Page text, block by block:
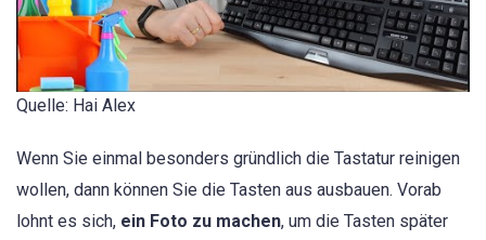
Quelle: Hai Alex
Wenn Sie einmal besonders gründlich die Tastatur reinigen
wollen, dann können Sie die Tasten aus ausbauen. Vorab
lohnt es sich, ein Foto zu machen, um die Tasten später